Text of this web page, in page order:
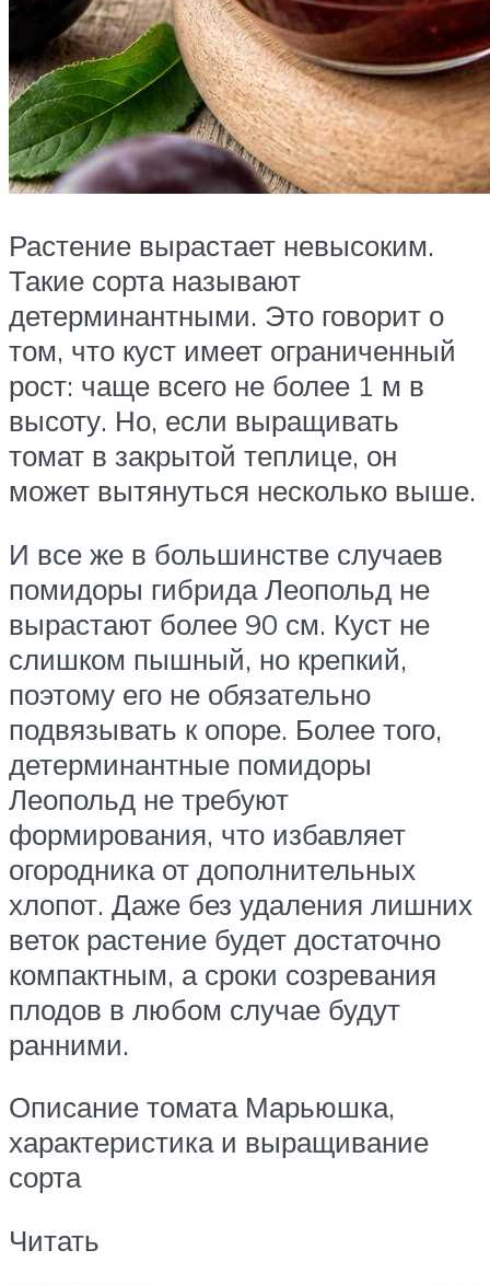
Растение вырастает невысоким.
Такие сорта называют
детерминантными. Это говорит о
том, что куст имеет ограниченный
рост: чаще всего не более 1 м в
высоту. Но, если выращивать
томат в закрытой теплице, он
может вытянуться несколько выше.
И все же в большинстве случаев
помидоры гибрида Леопольд не
вырастают более 90 см. Куст не
слишком пышный, но крепкий,
поэтому его не обязательно
подвязывать к опоре. Более того,
детерминантные помидоры
Леопольд не требуют
формирования, что избавляет
огородника от дополнительных
хлопот. Даже без удаления лишних
веток растение будет достаточно
компактным, а сроки созревания
плодов в любом случае будут
ранними.
Описание томата Марьюшка,
характеристика и выращивание
сорта
Читать